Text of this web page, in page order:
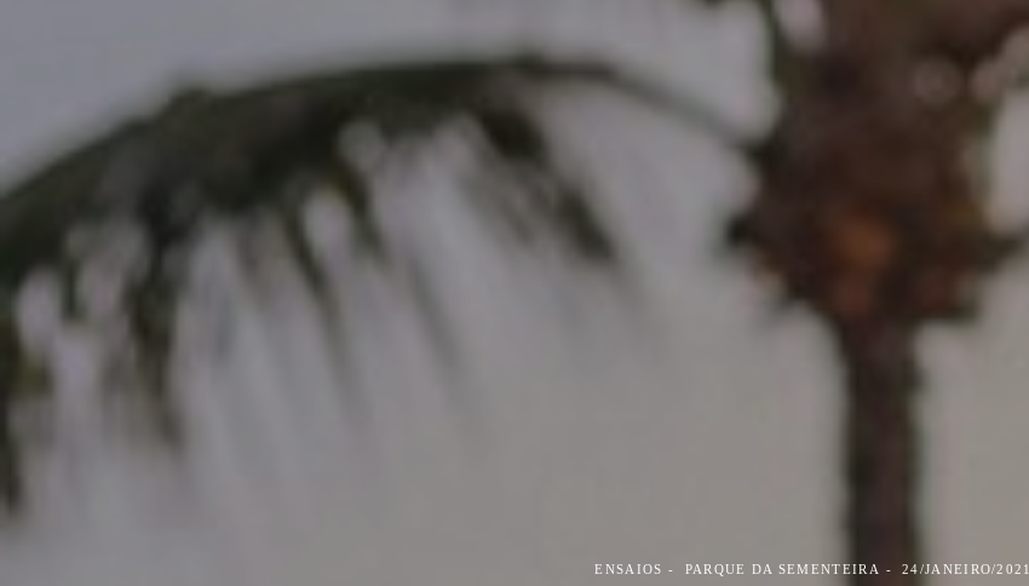
ENSAIOS PARQUE DA SEMENTEIRA 24/JANEIRO/2021